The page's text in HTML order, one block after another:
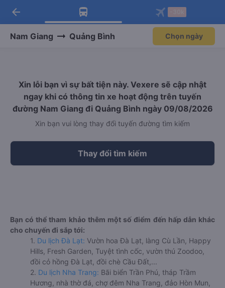
Tải app Vexere ngay!
Nhận ưu đãi thành viên độc
Mở app
Tải app Vexere
-30k/ghế khi đặt vé máy bay qua
Mở app
arrow_back
Nam Giang Quảng Bình Chọn ngày
Xin lỗi bạn vì sự bất tiện này. Vexere sẽ cập nhật
ngay khi có thông tin xe hoạt động trên tuyến
đường Nam Giang đi Quảng Bình ngày 09/08/2026
Xin bạn vui lòng thay đổi tuyến đường tìm kiếm
Thay đổi tìm kiếm
Bạn có thể tham khảo thêm một số điểm đến hấp dẫn khác
cho chuyến đi sắp tới:
1. Du lịch Đà Lạt: Vườn hoa Đà Lạt, làng Cù Lần, Happy
Hills, Fresh Garden, Tuyệt tình cốc, vườn thú Zoodoo,
đồi cỏ hồng Đà Lạt, đồi chè Cầu Đất,...
2. Du lịch Nha Trang: Bãi biển Trần Phú, tháp Trầm
Hương, nhà thờ đá, chợ đêm Nha Trang, đảo Hòn Mun,